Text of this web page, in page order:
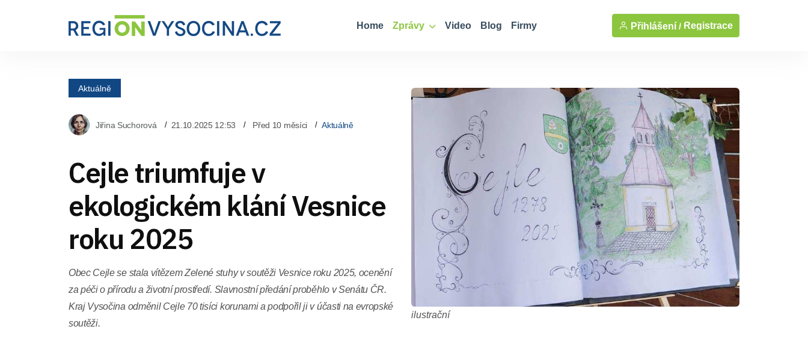
Home Zprávy Video Blog Firmy Přihlášení / Registrace
Aktuálně
Jiřina Suchorová 21.10.2025 12:53 Před 10 měsíci Aktuálně
Cejle triumfuje v
ekologickém klání Vesnice
roku 2025
Obec Cejle se stala vítězem Zelené stuhy v soutěži Vesnice roku 2025, ocenění
za péči o přírodu a životní prostředí. Slavnostní předání proběhlo v Senátu ČR.
Kraj Vysočina odměnil Cejle 70 tisíci korunami a podpořil ji v účasti na evropské
soutěži.
ilustrační